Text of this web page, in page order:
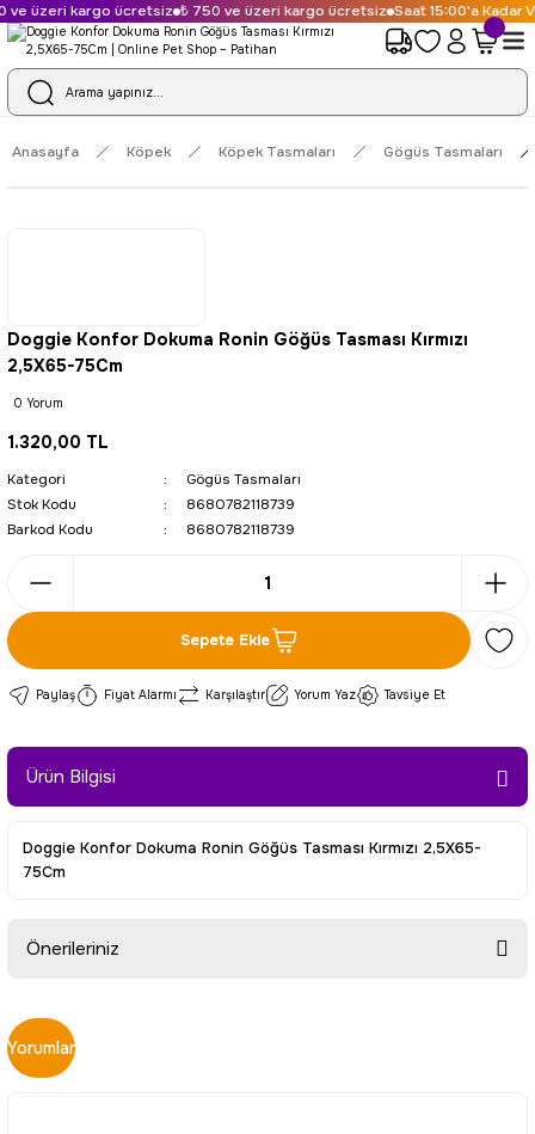
üzeri kargo ücretsiz ₺ 750 ve üzeri kargo ücretsiz Saat 15:00'a Kadar
Anasayfa Köpek Köpek Tasmaları Gögüs Tasmaları
Doggie Konfor Dokuma Ronin Göğüs Tasması Kırmızı
2,5X65-75Cm
0 Yorum
1.320,00 TL
Kategori
Gögüs Tasmaları
Stok Kodu
8680782118739
Barkod Kodu
8680782118739
Sepete Ekle
Paylaş Fiyat Alarmı Karşılaştır Yorum Yaz Tavsiye Et
Ürün Bilgisi
Doggie Konfor Dokuma Ronin Göğüs Tasması Kırmızı 2,5X65-
75Cm
Önerileriniz
Bu ürünün fiyat bilgisi, resim, ürün açıklamalarında ve diğer
konularda yetersiz gördüğünüz noktaları öneri formunu
kullanarak tarafımıza iletebilirsiniz.
Yorumlar